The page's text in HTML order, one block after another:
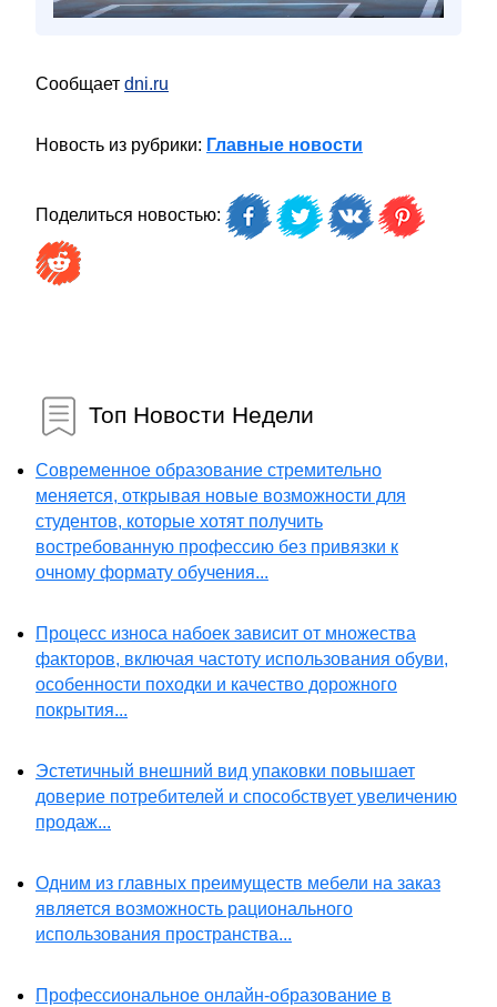
Сообщает dni.ru
Новость из рубрики: Главные новости
Поделиться новостью:
Топ Новости Недели
Современное образование стремительно
меняется, открывая новые возможности для
студентов, которые хотят получить
востребованную профессию без привязки к
очному формату обучения...
Процесс износа набоек зависит от множества
факторов, включая частоту использования обуви,
особенности походки и качество дорожного
покрытия...
Эстетичный внешний вид упаковки повышает
доверие потребителей и способствует увеличению
продаж...
Одним из главных преимуществ мебели на заказ
является возможность рационального
использования пространства...
Профессиональное онлайн-образование в